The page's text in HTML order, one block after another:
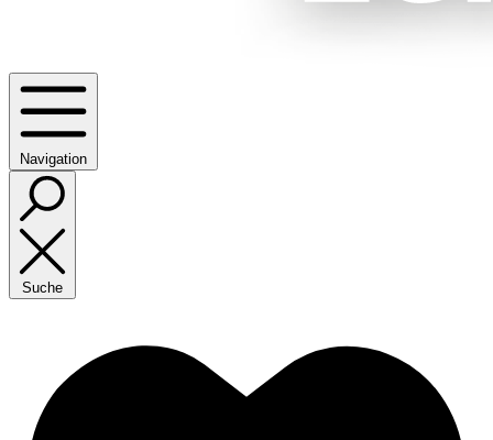
Navigation
Suche